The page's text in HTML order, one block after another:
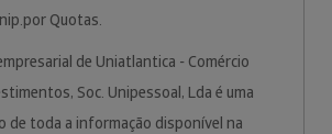
Quotas.
de Uniatlantica - Comércio
Soc. Unipessoal, Lda é uma
de toda a informação disponível na